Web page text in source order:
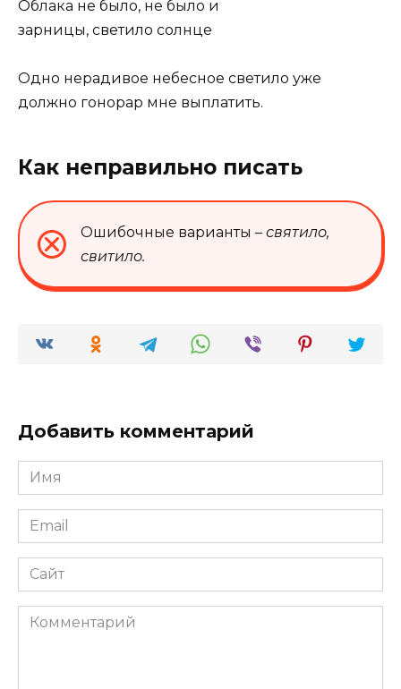
Облака не было, не было и
зарницы, светило солнце
Одно нерадивое небесное светило уже
должно гонорар мне выплатить.
Как неправильно писать
Ошибочные варианты – святило,
свитило.
Добавить комментарий
Имя
*
Email
*
Сайт
Комментарий